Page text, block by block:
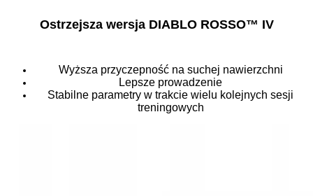
Ostrzejsza wersja DIABLO ROSSO™ IV
Wyższa przyczepność na suchej nawierzchni
Lepsze prowadzenie
Stabilne parametry w trakcie wielu kolejnych sesji
treningowych